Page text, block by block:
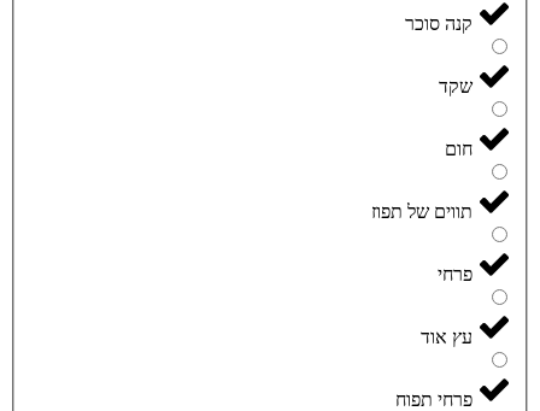
קנה סוכר
שקד
חום
תווים של תפוז
פרחי
עץ אוד
פרחי תפוח